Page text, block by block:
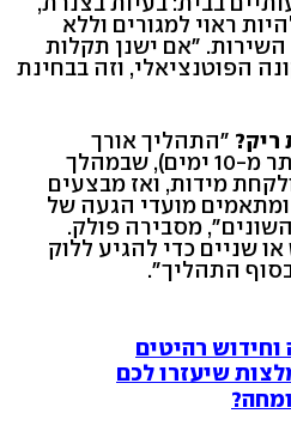
ראוי למגורים וללא
"אם ישנן תקלות
הפוטנציאלי, וזה בבחינת
ריק? "התהליך אורך
בממוצע כמה ימים (לא יותר מ-10 ימים), שבמהלך
מידות, ואז מבצעים
מועדי הגעה של
מסבירה פולק.
שניים כדי להגיע ללוק
התהליך".
רהיטים
שיעזרו לכם